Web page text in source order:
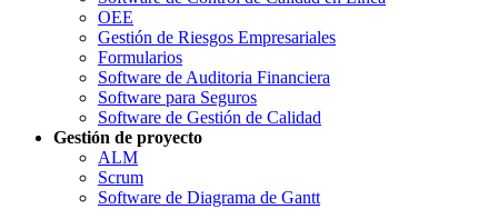
OEE
Gestión de Riesgos Empresariales
Formularios
Software de Auditoria Financiera
Software para Seguros
Software de Gestión de Calidad
Gestión de proyecto
ALM
Scrum
Software de Diagrama de Gantt